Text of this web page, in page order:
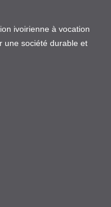
ivoirienne à vocation
une société durable et